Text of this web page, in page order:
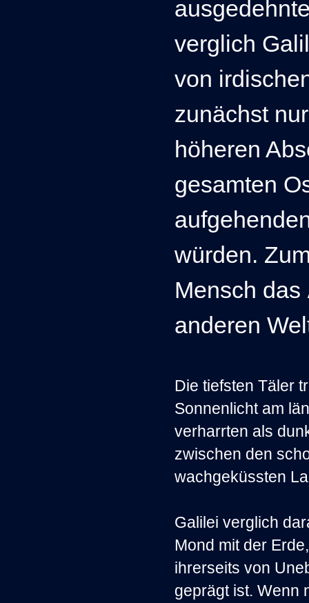
verglich
von
zunächst
höheren
gesamten
würden.
Mensch das
anderen
Die tiefsten Täler
Sonnenlicht am
verharrten als
zwischen den
wachgeküssten
Galilei verglich
Mond mit der
ihrerseits von
geprägt ist. Wenn